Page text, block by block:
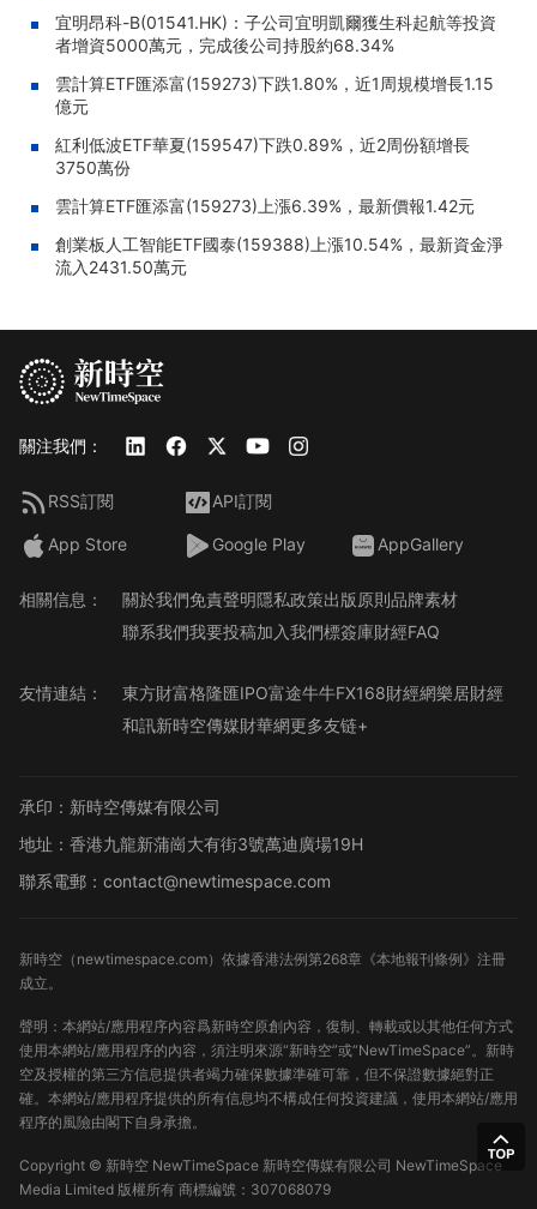
宜明昂科-B(01541.HK)：子公司宜明凱爾獲生科起航等投資
者增資5000萬元，完成後公司持股約68.34%
雲計算ETF匯添富(159273)下跌1.80%，近1周規模增長1.15
億元
紅利低波ETF華夏(159547)下跌0.89%，近2周份額增長
3750萬份
雲計算ETF匯添富(159273)上漲6.39%，最新價報1.42元
創業板人工智能ETF國泰(159388)上漲10.54%，最新資金淨
流入2431.50萬元
關注我們：
RSS訂閱 API訂閱
App Store Google Play AppGallery
相關信息： 關於我們免責聲明隱私政策出版原則品牌素材
聯系我們我要投稿加入我們標簽庫財經FAQ
友情連結： 東方財富格隆匯IPO富途牛牛FX168財經網樂居財經
和訊新時空傳媒財華網更多友链+
承印：新時空傳媒有限公司
地址：香港九龍新蒲崗大有街3號萬迪廣場19H
聯系電郵：contact@newtimespace.com
新時空（ newtimespace.com）依據香港法例第268章《本地報刊條例》注冊
成立。
聲明：本網站/應用程序內容爲新時空原創內容，復制、轉載或以其他任何方式
使用本網站/應用程序的內容，須注明來源“新時空”或“NewTimeSpace”。新時
空及授權的第三方信息提供者竭力確保數據準確可靠，但不保證數據絕對正
確。本網站/應用程序提供的所有信息均不構成任何投資建議，使用本網站/應用
程序的風險由閣下自身承擔。
Copyright © 新時空 NewTimeSpace 新時空傳媒有限公司 NewTimeSpace
Media Limited 版權所有 商標編號：307068079